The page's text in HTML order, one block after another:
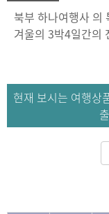
북부 하나여행사 의
겨울의 3박4일간의
현재 보시는 여행상